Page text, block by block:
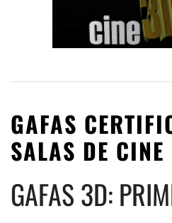
GAFAS
SALAS DE CINE
GAFAS 3D: